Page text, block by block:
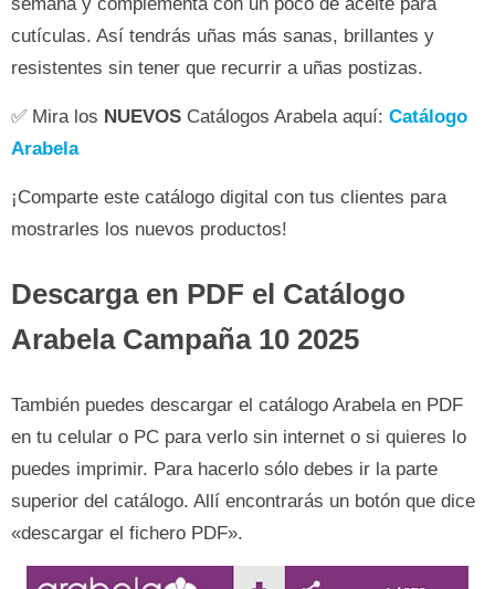
cutículas. Así tendrás uñas más sanas, brillantes y
resistentes sin tener que recurrir a uñas postizas.
✅ Mira los NUEVOS Catálogos Arabela aquí: Catálogo
Arabela
¡Comparte este catálogo digital con tus clientes para
mostrarles los nuevos productos!
Descarga en PDF el Catálogo
Arabela Campaña 10 2025
También puedes descargar el catálogo Arabela en PDF
en tu celular o PC para verlo sin internet o si quieres lo
puedes imprimir. Para hacerlo sólo debes ir la parte
superior del catálogo. Allí encontrarás un botón que dice
«descargar el fichero PDF».